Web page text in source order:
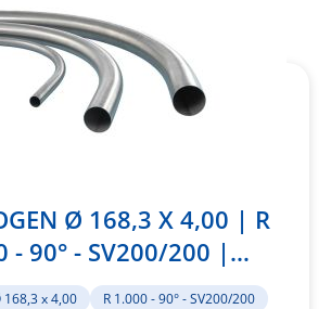
Ø 168,3 X 4,00 | R
- 90° - SV200/200 |
1.4301
x 4,00
R 1.000 - 90° - SV200/200